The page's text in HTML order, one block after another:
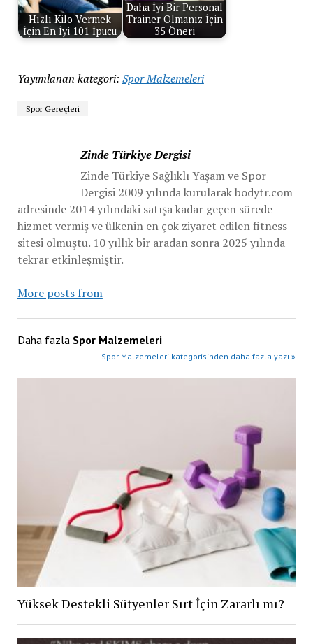
Hızlı Kilo Vermek
İçin En İyi 101 İpucu
Daha İyi Bir Personal
Trainer Olmanız İçin
35 Öneri
Yayımlanan kategori: Spor Malzemeleri
Spor Gereçleri
Zinde Türkiye Dergisi
Zinde Türkiye Sağlıklı Yaşam ve Spor
Dergisi 2009 yılında kurularak bodytr.com
adresinde 2014 yılındaki satışa kadar geçen sürede
hizmet vermiş ve ülkenin en çok ziyaret edilen fitness
sitesi olmuştu. 10 yıllık bir aradan sonra 2025 yılında
tekrar etkinleşmiştir.
More posts from
Daha fazla Spor Malzemeleri
Spor Malzemeleri kategorisinden daha fazla yazı »
Yüksek Destekli Sütyenler Sırt İçin Zararlı mı?